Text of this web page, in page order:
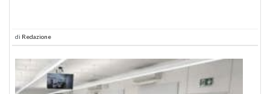
di Redazione